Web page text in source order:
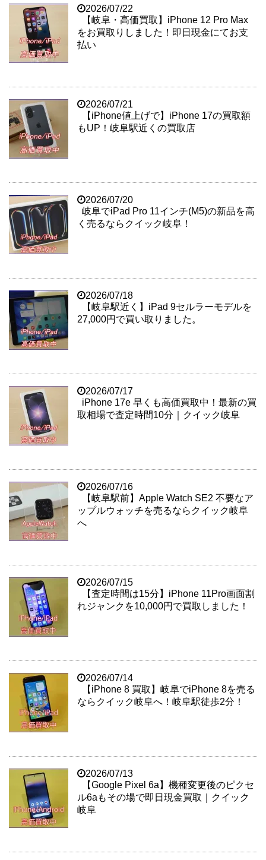
2026/07/22
【岐阜・高価買取】iPhone 12 Pro Max
をお買取りしました！即日現金にてお支
払い
2026/07/21
【iPhone値上げで】iPhone 17の買取額
もUP！岐阜駅近くの買取店
2026/07/20
岐阜でiPad Pro 11インチ(M5)の新品を高
く売るならクイック岐阜！
2026/07/18
【岐阜駅近く】iPad 9セルラーモデルを
27,000円で買い取りました。
2026/07/17
iPhone 17e 早くも高価買取中！最新の買
取相場で査定時間10分｜クイック岐阜
2026/07/16
【岐阜駅前】Apple Watch SE2 不要なア
ップルウォッチを売るならクイック岐阜
へ
2026/07/15
【査定時間は15分】iPhone 11Pro画面割
れジャンクを10,000円で買取しました！
2026/07/14
【iPhone 8 買取】岐阜でiPhone 8を売る
ならクイック岐阜へ！岐阜駅徒歩2分！
2026/07/13
【Google Pixel 6a】機種変更後のピクセ
ル6aもその場で即日現金買取｜クイック
岐阜